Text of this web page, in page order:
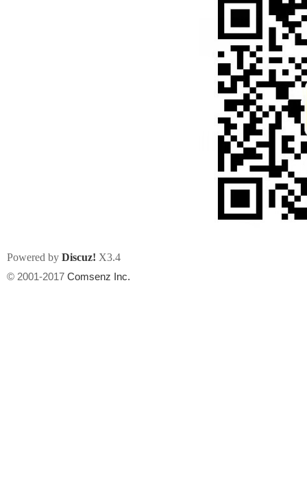
Powered by Discuz! X3.4
© 2001-2017 Comsenz Inc.